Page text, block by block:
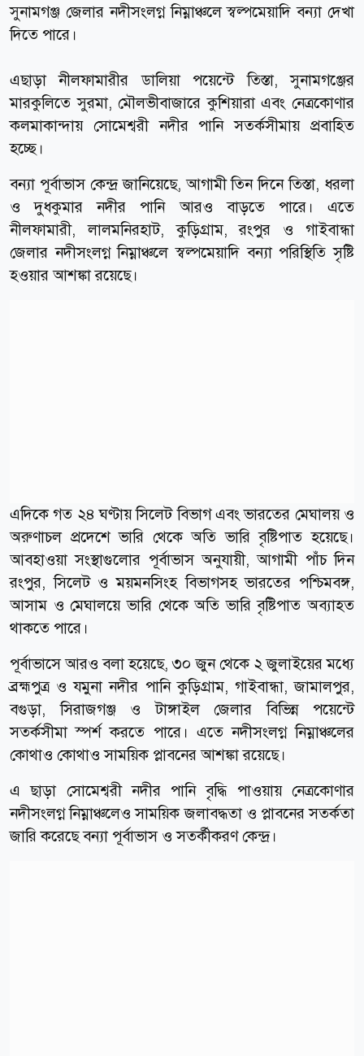
সুনামগঞ্জ জেলার নদীসংলগ্ন নিম্নাঞ্চলে স্বল্পমেয়াদি বন্যা দেখা
দিতে পারে।
এছাড়া নীলফামারীর ডালিয়া পয়েন্টে তিস্তা, সুনামগঞ্জের
মারকুলিতে সুরমা, মৌলভীবাজারে কুশিয়ারা এবং নেত্রকোণার
কলমাকান্দায় সোমেশ্বরী নদীর পানি সতর্কসীমায় প্রবাহিত
হচ্ছে।
বন্যা পূর্বাভাস কেন্দ্র জানিয়েছে, আগামী তিন দিনে তিস্তা, ধরলা
ও দুধকুমার নদীর পানি আরও বাড়তে পারে। এতে
নীলফামারী, লালমনিরহাট, কুড়িগ্রাম, রংপুর ও গাইবান্ধা
জেলার নদীসংলগ্ন নিম্নাঞ্চলে স্বল্পমেয়াদি বন্যা পরিস্থিতি সৃষ্টি
হওয়ার আশঙ্কা রয়েছে।
এদিকে গত ২৪ ঘণ্টায় সিলেট বিভাগ এবং ভারতের মেঘালয় ও
অরুণাচল প্রদেশে ভারি থেকে অতি ভারি বৃষ্টিপাত হয়েছে।
আবহাওয়া সংস্থাগুলোর পূর্বাভাস অনুযায়ী, আগামী পাঁচ দিন
রংপুর, সিলেট ও ময়মনসিংহ বিভাগসহ ভারতের পশ্চিমবঙ্গ,
আসাম ও মেঘালয়ে ভারি থেকে অতি ভারি বৃষ্টিপাত অব্যাহত
থাকতে পারে।
পূর্বাভাসে আরও বলা হয়েছে, ৩০ জুন থেকে ২ জুলাইয়ের মধ্যে
ব্রহ্মপুত্র ও যমুনা নদীর পানি কুড়িগ্রাম, গাইবান্ধা, জামালপুর,
বগুড়া, সিরাজগঞ্জ ও টাঙ্গাইল জেলার বিভিন্ন পয়েন্টে
সতর্কসীমা স্পর্শ করতে পারে। এতে নদীসংলগ্ন নিম্নাঞ্চলের
কোথাও কোথাও সাময়িক প্লাবনের আশঙ্কা রয়েছে।
এ ছাড়া সোমেশ্বরী নদীর পানি বৃদ্ধি পাওয়ায় নেত্রকোণার
নদীসংলগ্ন নিম্নাঞ্চলেও সাময়িক জলাবদ্ধতা ও প্লাবনের সতর্কতা
জারি করেছে বন্যা পূর্বাভাস ও সতর্কীকরণ কেন্দ্র।